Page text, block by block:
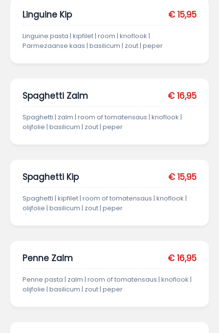
Linguine Kip € 15,95
Linguine pasta | kipfilet | room | knoflook |
Parmezaanse kaas | basilicum | zout | peper
Spaghetti Zalm € 16,95
Spaghetti | zalm | room of tomatensaus | knoflook |
olijfolie | basilicum | zout | peper
Spaghetti Kip € 15,95
Spaghetti | kipfilet | room of tomatensaus | knoflook |
olijfolie | basilicum | zout | peper
Penne Zalm € 16,95
Penne pasta | zalm | room of tomatensaus | knoflook |
olijfolie | basilicum | zout | peper